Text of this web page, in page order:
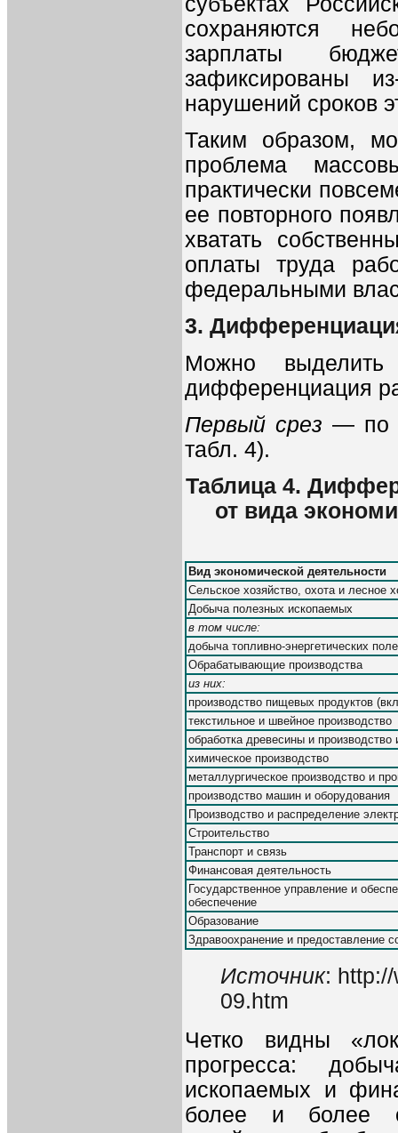
сохраняются
зарплаты
зафиксированы
нарушений сроков
Таким образом,
проблема
практически
ее повторного
хватать
оплаты труда
федеральными
3.
Можно
дифференциация
Первый срез — по
табл. 4).
Таблица 4.
от вида
Вид экономической деятельности
Сельское хозяйство, охота и лесное
Добыча полезных ископаемых
в том числе:
добыча топливно-энергетических
Обрабатывающие производства
из них:
производство пищевых продуктов
текстильное и швейное производство
обработка древесины и производство
химическое производство
металлургическое производство и
производство машин и оборудования
Производство и распределение
Строительство
Транспорт и связь
Финансовая деятельность
Государственное управление и
обеспечение
Образование
Здравоохранение и предоставление
Источник:
09.htm
Четко видны
прогресса:
ископаемых и
более и более